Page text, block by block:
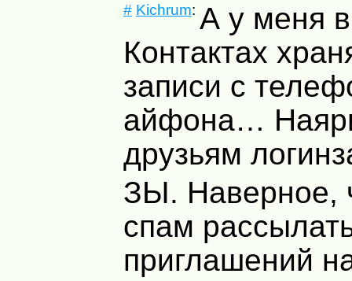
# Kichrum: А у меня в
Контактах
записи с
айфона…
друзьям
ЗЫ. Наверное,
спам
приглашений